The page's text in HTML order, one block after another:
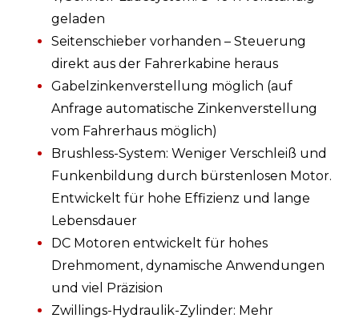
geladen
Seitenschieber vorhanden – Steuerung
direkt aus der Fahrerkabine heraus
Gabelzinkenverstellung möglich (auf
Anfrage automatische Zinkenverstellung
vom Fahrerhaus möglich)
Brushless-System: Weniger Verschleiß und
Funkenbildung durch bürstenlosen Motor.
Entwickelt für hohe Effizienz und lange
Lebensdauer
DC Motoren entwickelt für hohes
Drehmoment, dynamische Anwendungen
und viel Präzision
Zwillings-Hydraulik-Zylinder: Mehr